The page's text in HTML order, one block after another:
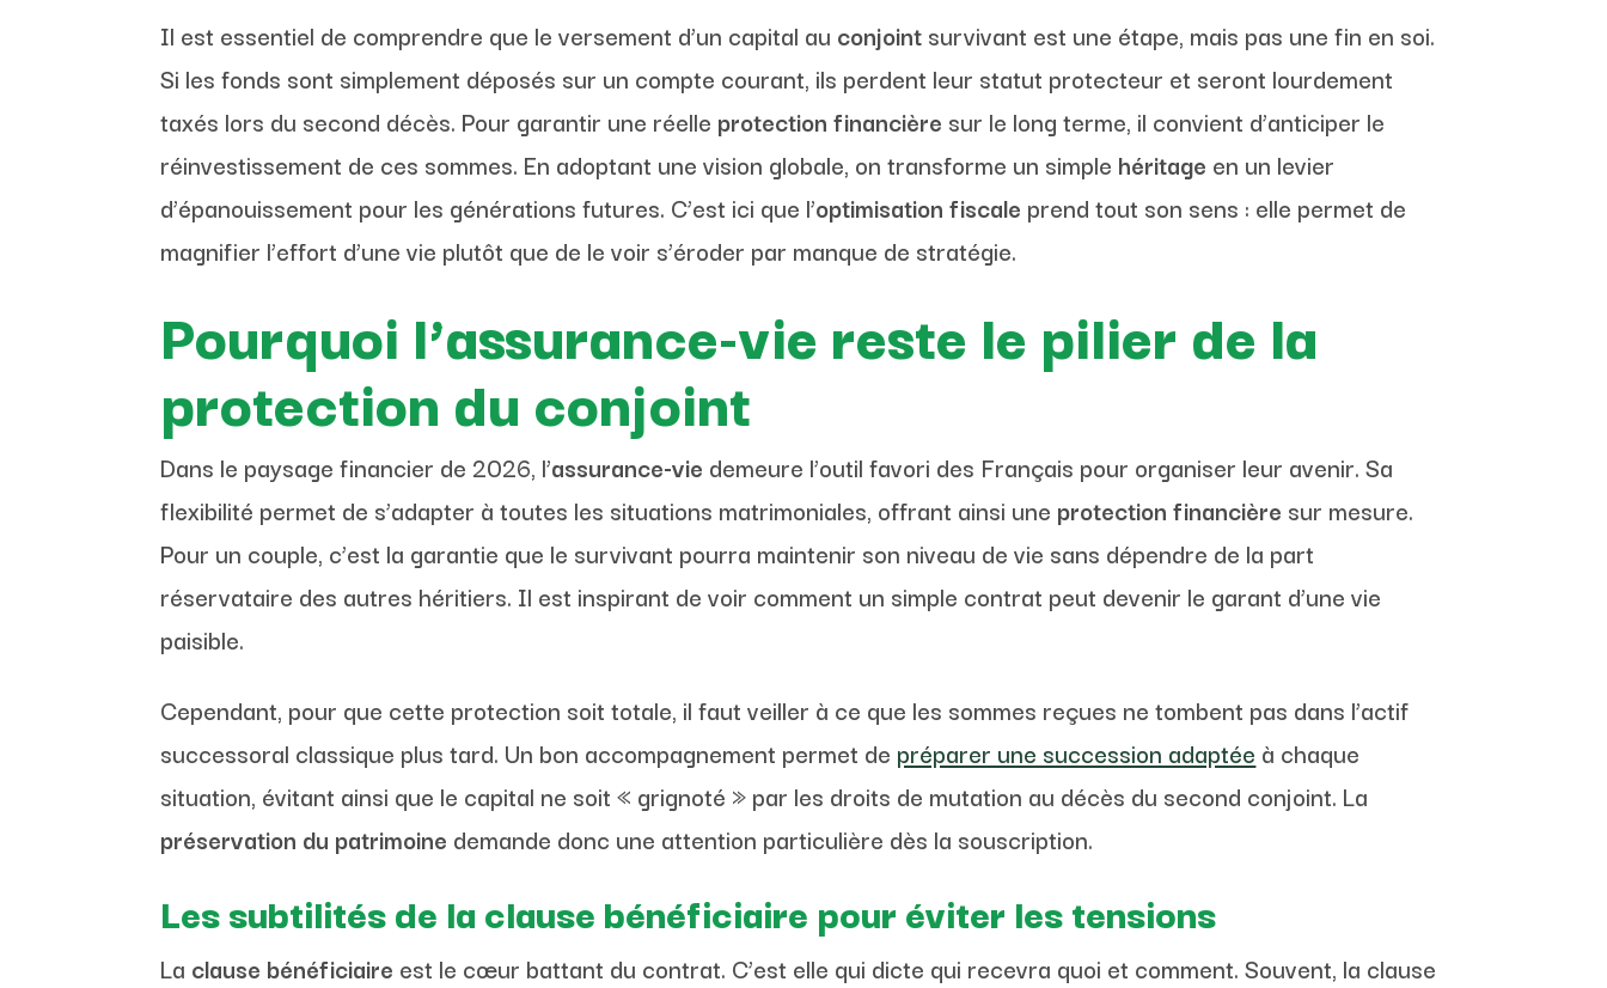
Il est essentiel de comprendre que le versement d’un capital au conjointsurvivant est une étape, mais pas une fin en soi.
Si les fonds sont simplement déposés sur un compte courant, ils perdent leur statut protecteur et seront lourdement
taxés lors du second décès. Pour garantir une réelle protection financière sur le long terme, il convient d’anticiper le
réinvestissement de ces sommes. En adoptant une vision globale, on transforme un simple héritage en un levier
d’épanouissement pour les générations futures. C’est ici que l’optimisation fiscale prend tout son sens : elle permet de
magnifier l’effort d’une vie plutôt que de le voir s’éroder par manque de stratégie.
Pourquoi l’assurance-vie reste le pilier de la
protection du conjoint
Dans le paysage financier de 2026, l’assurance-vie demeure l’outil favori des Français pour organiser leur avenir. Sa
flexibilité permet de s’adapter à toutes les situations matrimoniales, offrant ainsi une protection financière sur mesure.
Pour un couple, c’est la garantie que le survivant pourra maintenir son niveau de vie sans dépendre de la part
réservataire des autres héritiers. Il est inspirant de voir comment un simple contrat peut devenir le garant d’une vie
paisible.
Cependant, pour que cette protection soit totale, il faut veiller à ce que les sommes reçues ne tombent pas dans l’actif
successoral classique plus tard. Un bon accompagnement permet de préparer une succession adaptée à chaque
situation, évitant ainsi que le capital ne soit « grignoté » par les droits de mutation au décès du second conjoint. La
préservation du patrimoine demande donc une attention particulière dès la souscription.
Les subtilités de la clause bénéficiaire pour éviter les tensions
La clause bénéficiaire est le cœur battant du contrat. C’est elle qui dicte qui recevra quoi et comment. Souvent, la clause